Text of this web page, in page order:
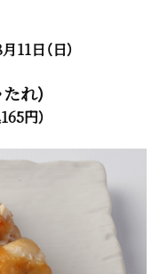
11日（日）
れ）
円）